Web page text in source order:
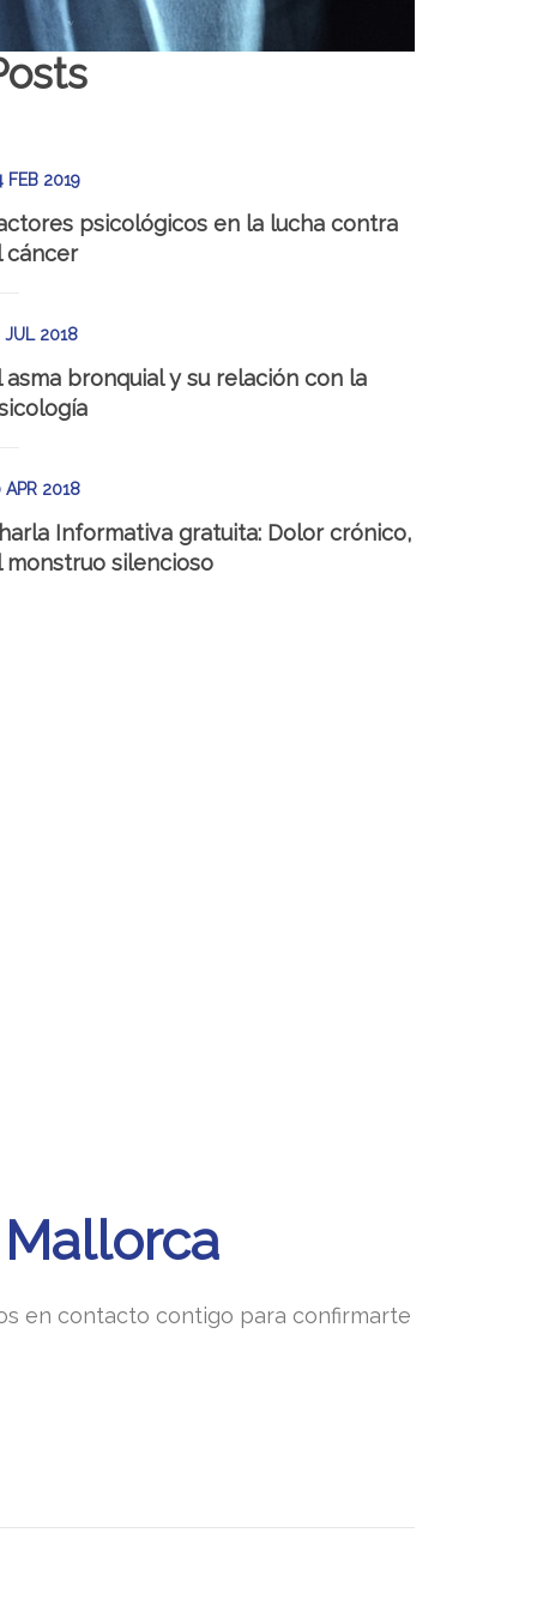
FEB 2019
psicológicos en la lucha contra
cáncer
JUL 2018
asma bronquial y su relación con la
APR 2018
Informativa gratuita: Dolor crónico,
monstruo silencioso
en contacto contigo para confirmarte